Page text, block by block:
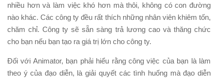
nhiều hơn và làm việc khó hơn mà thôi, không có con đường
nào khác. Các công ty đều rất thích những nhân viên khiêm tốn,
chăm chỉ. Công ty sẽ sẵn sàng trả lương cao và thăng chức
cho bạn nếu bạn tạo ra giá trị lớn cho công ty.
Đối với Animator, bạn phải hiểu rằng công việc của bạn là làm
theo ý của đạo diễn, là giải quyết các tình huống mà đạo diễn